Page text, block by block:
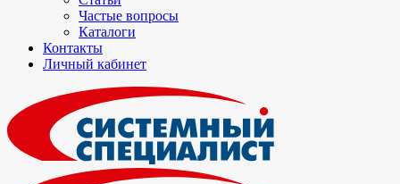
Частые вопросы
Каталоги
Контакты
Личный кабинет